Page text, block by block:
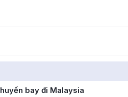
bay đi Malaysia